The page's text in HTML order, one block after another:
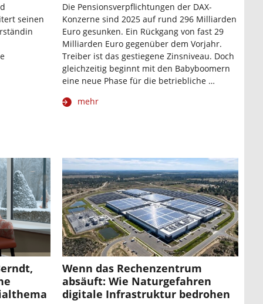
seinen
Die Pensionsverpflichtungen der DAX-
Konzerne sind 2025 auf rund 296 Milliarden
Euro gesunken. Ein Rückgang von fast 29
Milliarden Euro gegenüber dem Vorjahr.
Treiber ist das gestiegene Zinsniveau. Doch
gleichzeitig beginnt mit den Babyboomern
eine neue Phase für die betriebliche …
mehr
Wenn das Rechenzentrum
absäuft: Wie Naturgefahren
digitale Infrastruktur bedrohen